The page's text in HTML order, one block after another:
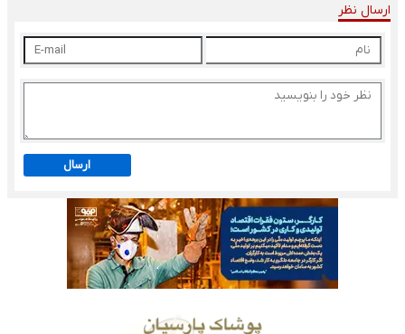
ارسال نظر
ارسال